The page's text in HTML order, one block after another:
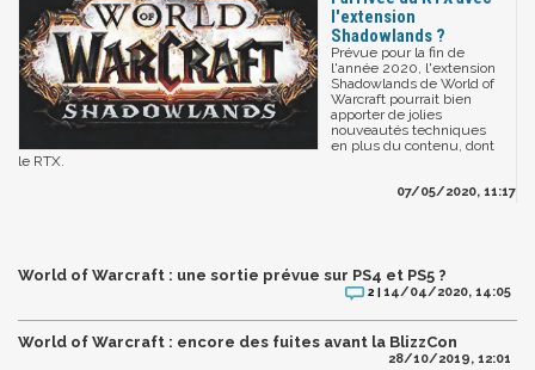
l'extension
Shadowlands ?
Prévue pour la fin de
l'année 2020, l'extension
Shadowlands de World of
Warcraft pourrait bien
apporter de jolies
nouveautés techniques
en plus du contenu, dont
le RTX.
07/05/2020, 11:17
World of Warcraft : une sortie prévue sur PS4 et PS5 ?
2 | 14/04/2020, 14:05
World of Warcraft : encore des fuites avant la BlizzCon
28/10/2019, 12:01